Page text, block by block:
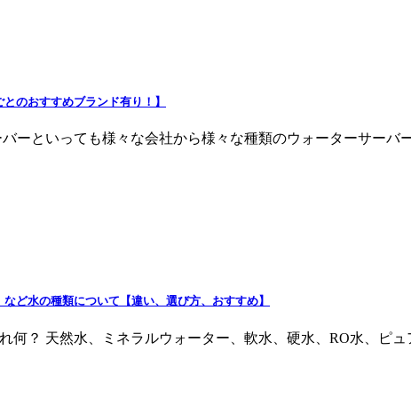
のおすすめブランド有り！】
ーといっても様々な会社から様々な種類のウォーターサー
ど水の種類について【違い、選び方、おすすめ】
何？ 天然水、ミネラルウォーター、軟水、硬水、RO水、ピ